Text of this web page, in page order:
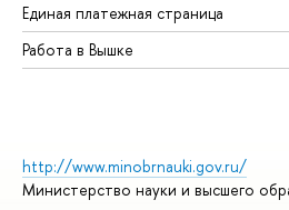
Единая платежная страница
Работа в Вышке
http://www.minobrnauki.gov.ru/
Министерство науки и высшего